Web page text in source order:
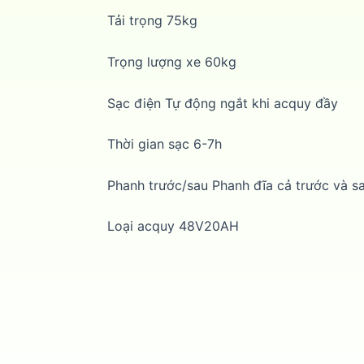
Tải trọng 75kg
Trọng lượng xe 60kg
Sạc điện Tự động ngắt khi acquy đầy
Thời gian sạc 6-7h
Phanh trước/sau Phanh đĩa cả trước và
Loại acquy 48V20AH